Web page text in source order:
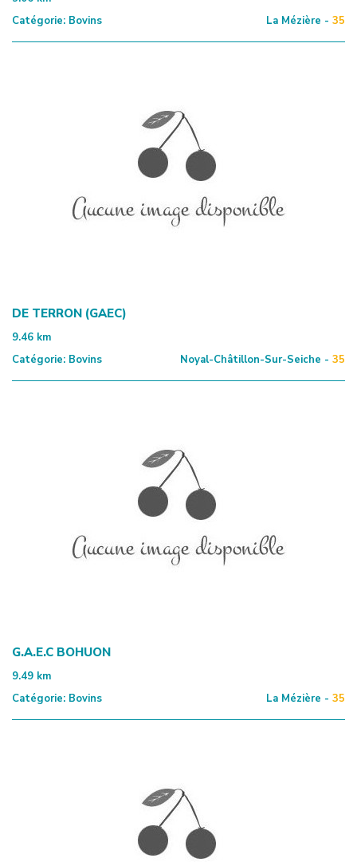
Catégorie: Bovins La Mézière - 35
DE TERRON (GAEC)
9.46 km
Catégorie: Bovins Noyal-Châtillon-Sur-Seiche - 35
G.A.E.C BOHUON
9.49 km
Catégorie: Bovins La Mézière - 35